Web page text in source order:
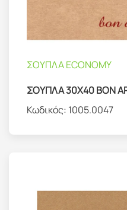
ΣΟΥΠΛΑ ECONOMY
ΣΟΥΠΛΑ 30Χ40 BON
Κωδικός: 1005.0047